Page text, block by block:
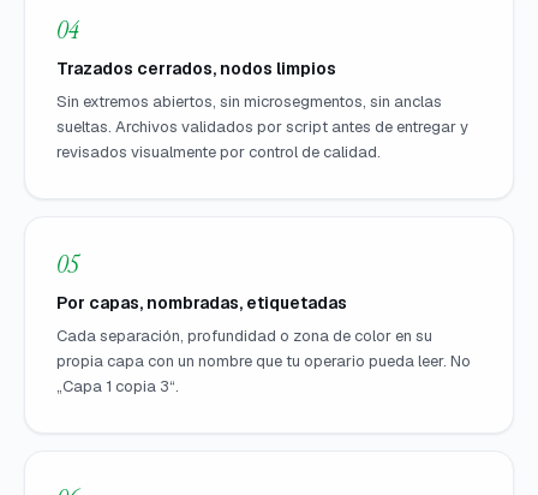
04
Trazados cerrados, nodos limpios
Sin extremos abiertos, sin microsegmentos, sin anclas
sueltas. Archivos validados por script antes de entregar y
revisados visualmente por control de calidad.
05
Por capas, nombradas, etiquetadas
Cada separación, profundidad o zona de color en su
propia capa con un nombre que tu operario pueda leer. No
„Capa 1 copia 3“.